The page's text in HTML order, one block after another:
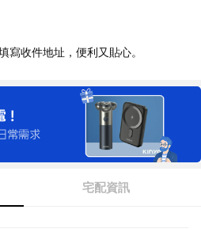
寫收件地址，便利又貼心。
宅配資訊